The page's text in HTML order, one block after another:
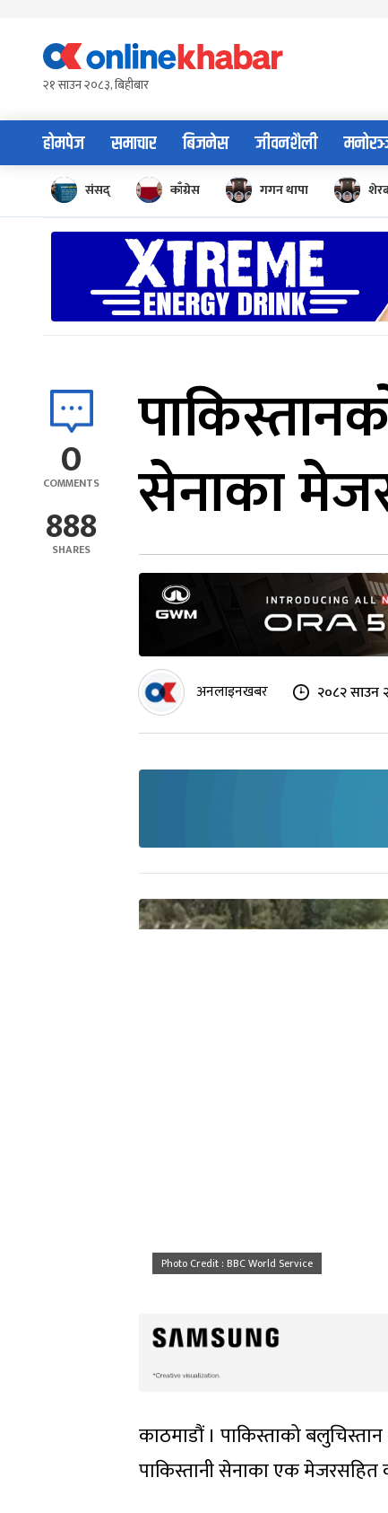
content२१ साउन २०८३, बिहीबार
होमपेज समाचार बिजनेस जीवनशैली
संसद् काँग्रेस गगन थापा
0
COMMENTS
888
SHARES
सेनाका
अनलाइनखबर २०८२ साउन
Photo Credit : BBC World Service
काठमाडौं । पाकिस्ताको
पाकिस्तानी सेनाका एक मेजरसहित